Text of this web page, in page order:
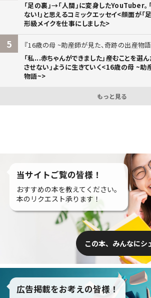
「足の裏」→「人間」に変身したYouTuber。
ない!」と思えるコミックエッセイ<顔面が「
形級メイクを仕事にしました>
5
16歳の母 ~助産師が見た、奇跡の出産物
「私...赤ちゃんができました」――産むことを選
させない」ように生きていく<16歳の母 ~助
物語~>
もっと見る
当サイトご覧の皆様！
おすすめの本を教えてください。
本のリクエスト承ります！
この本、みんなにシ
広告掲載をお考えの皆様！